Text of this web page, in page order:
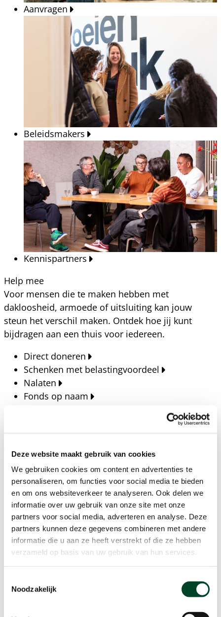
Deze website maakt gebruik van cookies
We gebruiken cookies om content en advertenties te
personaliseren, om functies voor social media te bieden
en om ons websiteverkeer te analyseren. Ook delen we
informatie over uw gebruik van onze site met onze
partners voor social media, adverteren en analyse. Deze
partners kunnen deze gegevens combineren met andere
informatie die u aan ze heeft verstrekt of die ze hebben
verzameld op basis van uw gebruik van hun services.
Noodzakelijk
Aanvragen
Beleidsmakers
Kennispartners
Help mee
Voor mensen die te maken hebben met
dakloosheid, armoede of uitsluiting kan jouw
steun het verschil maken. Ontdek hoe jij kunt
bijdragen aan een thuis voor iedereen.
Direct doneren
Schenken met belastingvoordeel
Nalaten
Fonds op naam
Blijf op de hoogte van het laatste nieuws, verhalen,
publicaties en ontwikkelingen rondom Kansfonds
en onze missie.
Nieuwsberichten
Nieuws
Verhalen
Beeldbanken
Foto's bestaanszekerheid
Agenda